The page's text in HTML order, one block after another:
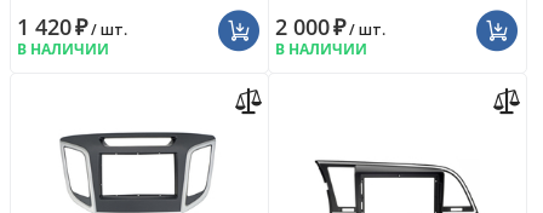
1 420₽/ шт.
В НАЛИЧИИ
2 000₽/ шт.
В НАЛИЧИИ